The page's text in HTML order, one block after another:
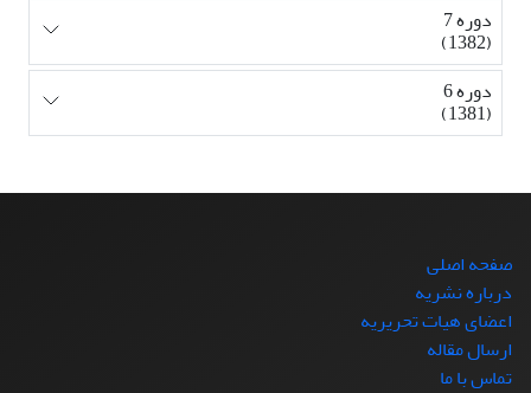
دوره 7
(1382)
دوره 6
(1381)
صفحه اصلی
درباره نشریه
اعضای هیات تحریریه
ارسال مقاله
تماس با ما